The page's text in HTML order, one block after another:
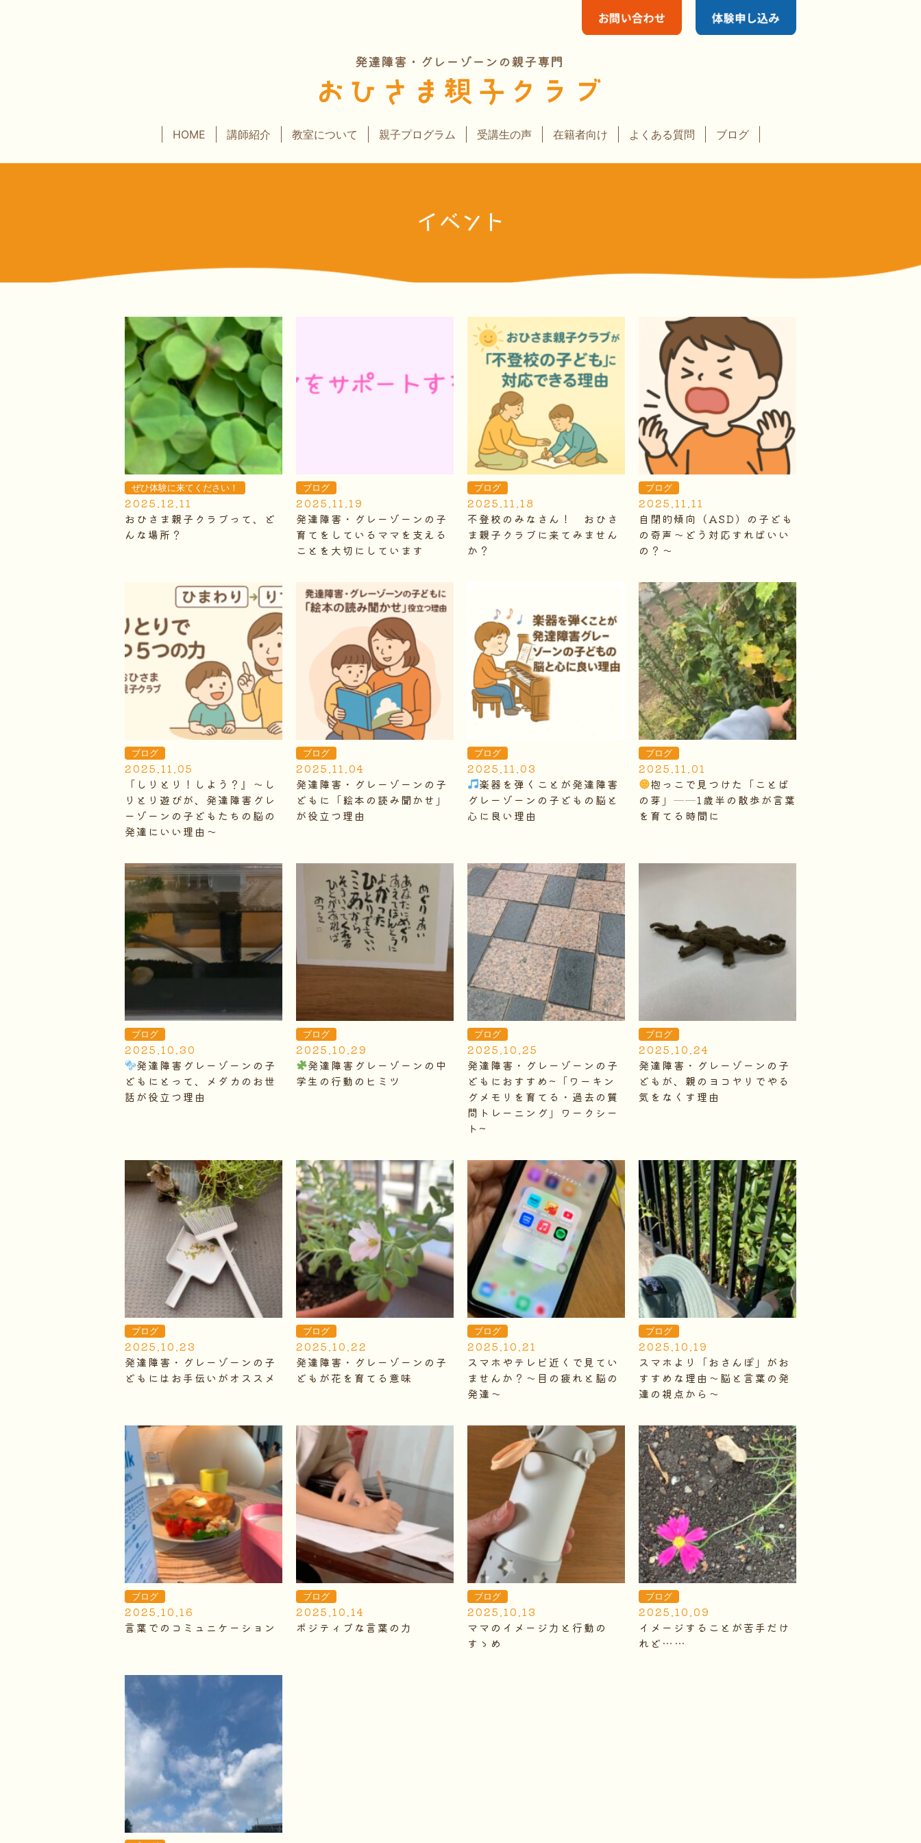
HOME 講師紹介 教室について 親子プログラム 受講生の声 在籍者向け よくある質問 ブログ
イベント
ぜひ体験に来てください！
2025.12.11
おひさま親子クラブって、ど
んな場所？
ブログ
2025.11.19
発達障害・グレーゾーンの子
育てをしているママを支える
ことを大切にしています
ブログ
2025.11.18
不登校のみなさん！ おひさ
ま親子クラブに来てみません
か？
ブログ
2025.11.11
自閉的傾向（ASD）の子ども
の奇声～どう対応すればいい
の？～
ブログ
2025.11.05
「しりとり！しよう？』～し
りとり遊びが、発達障害グレ
ーゾーンの子どもたちの脳の
発達にいい理由～
ブログ
2025.11.04
発達障害・グレーゾーンの子
どもに「絵本の読み聞かせ」
が役立つ理由
ブログ
2025.11.03
楽器を弾くことが発達障害
グレーゾーンの子どもの脳と
心に良い理由
ブログ
2025.11.01
抱っこで見つけた「ことば
の芽」──1歳半の散歩が言葉
を育てる時間に
ブログ
2025.10.30
発達障害グレーゾーンの子
どもにとって、メダカのお世
話が役立つ理由
ブログ
2025.10.29
発達障害グレーゾーンの中
学生の行動のヒミツ
ブログ
2025.10.25
発達障害・グレーゾーンの子
どもにおすすめ~「ワーキン
グメモリを育てる・過去の質
問トレーニング」ワークシー
ト~
ブログ
2025.10.24
発達障害・グレーゾーンの子
どもが、親のヨコヤリでやる
気をなくす理由
ブログ
2025.10.23
発達障害・グレーゾーンの子
どもにはお手伝いがオススメ
ブログ
2025.10.22
発達障害・グレーゾーンの子
どもが花を育てる意味
ブログ
2025.10.21
スマホやテレビ近くで見てい
ませんか？～目の疲れと脳の
発達～
ブログ
2025.10.19
スマホより「おさんぽ」がお
すすめな理由～脳と言葉の発
達の視点から～
ブログ
2025.10.16
言葉でのコミュニケーション
ブログ
2025.10.14
ポジティブな言葉の力
ブログ
2025.10.13
ママのイメージ力と行動の
すゝめ
ブログ
2025.10.09
イメージすることが苦手だけ
れど……